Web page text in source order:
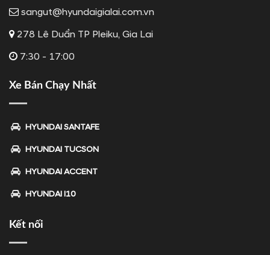
sangut@hyundaigialai.com.vn
278 Lê Duẩn TP Pleiku, Gia Lai
7:30 - 17:00
Xe Bán Chạy Nhất
HYUNDAI SANTAFE
HYUNDAI TUCSON
HYUNDAI ACCENT
HYUNDAI I10
Kết nối